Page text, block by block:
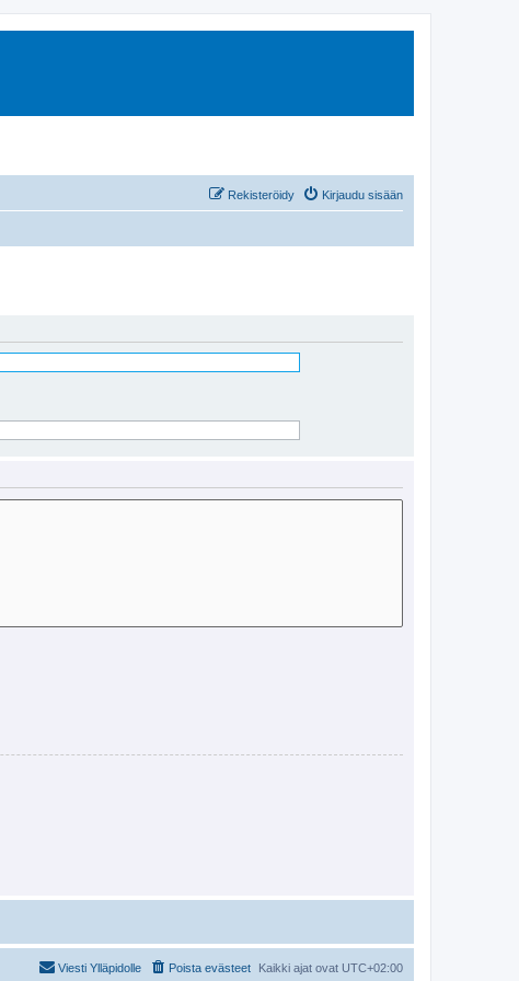
Kirjaudu sisään
Rekisteröidy
Kaikki ajat ovat UTC+02:00
Poista evästeet
Viesti Ylläpidolle